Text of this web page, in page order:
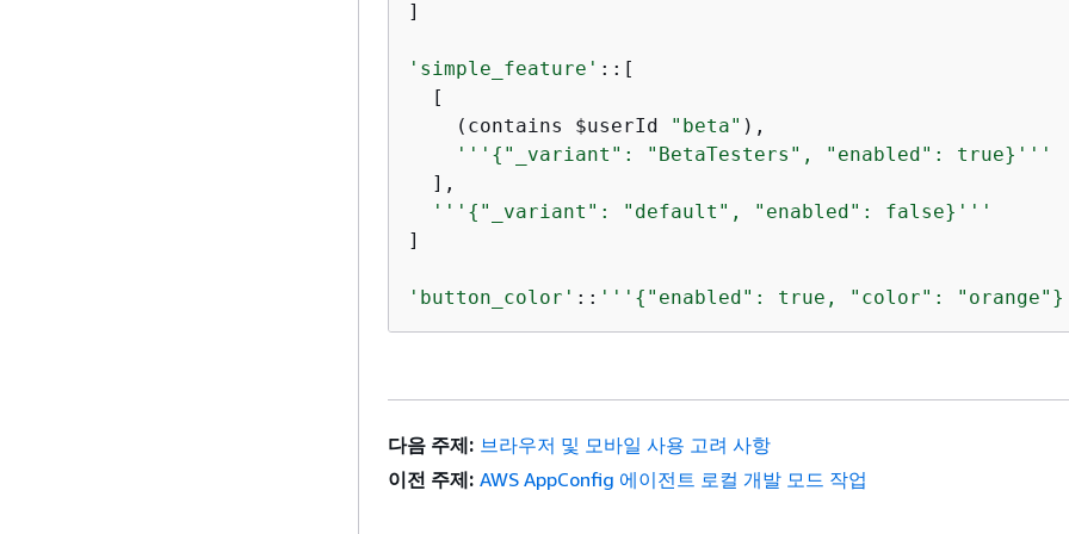
]
'simple_feature' ::[
  [
    (contains $userId
"beta" ),
''' { "_variant": "BetaTesters", "enabled": true}'''
  ],
''' { "_variant": "default", "enabled": false}'''
]
'button_color' :: ''' { "enabled": true, "color":
다음 주제: 브라우저 및 모바일 사용 고려 사항
이전 주제: AWS AppConfig 에이전트 로컬 개발 모드 작업